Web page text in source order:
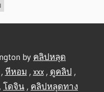
by คลิปหลุด
, หีหอม , xxx, ดูคลิป ,
, โดจิน , คลิปหลุดทาง